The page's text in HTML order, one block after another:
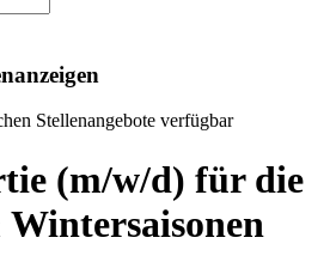
Stellenangebote verfügbar
(m/w/d) für die